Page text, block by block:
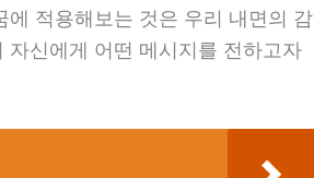
적용해보는 것은 우리 내면의 감
신에게 어떤 메시지를 전하고자